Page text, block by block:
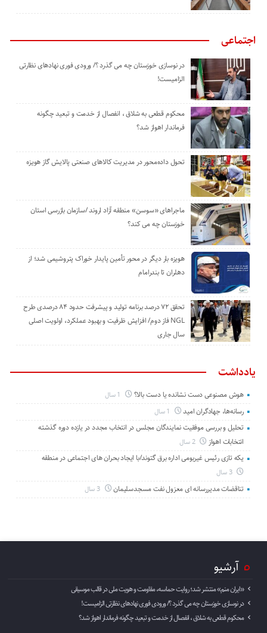
اجتماعی
در نوسازی خوزستان چه می گذرد ؟/ ورودی فوری نهادهای نظارتی
الزامیست!
محکوم قطعی به شلاق ، انفصال از خدمت و تبعید چگونه
فرماندار اهواز شد؟
تحول داده‌محور در مدیریت کالاهای صنعتی پالایش گاز هویزه
ماجراهای «سوسن» منطقه آزاد اروند /سازمان بازرسی استان
خوزستان چه می کند؟
هویزه بار دیگر در محور تأمین پایدار خوراک پتروشیمی شد؛ از
دهلران تا بندرامام
تحقق ۷۲ درصد برنامه تولید و پیشرفت حدود ۸۴ درصدی طرح
NGL فاز دوم/ افزایش ظرفیت و بهبود عملکرد، اولویت اصلی
سال جاری
یادداشت
هوش مصنوعی دست نشانده یا دست بالا؟
رسانه‌ها، جهادگران امید
تحلیل و بررسی موفقیت نمایندگان مجلس در انتخاب مجدد در یازده دوره گذشته
انتخابات اهواز
2 سال
یکه تازی رئیس غیربومی اداره برق گتوند/با ایجاد بحران های اجتماعی در منطقه
3 سال
تناقضات مدیررسانه ای معزول نفت مسجدسلیمان 3 سال
آرشیو
«ایران منم» منتشر شد؛ روایت حماسه، مقاومت و هویت ملی در قالب موسیقی
در نوسازی خوزستان چه می گذرد ؟/ ورودی فوری نهادهای نظارتی الزامیست!
محکوم قطعی به شلاق ، انفصال از خدمت و تبعید چگونه فرماندار اهواز شد؟